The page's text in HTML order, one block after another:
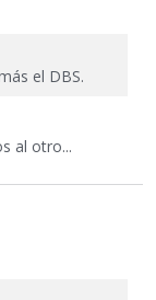
el DBS.
al otro...